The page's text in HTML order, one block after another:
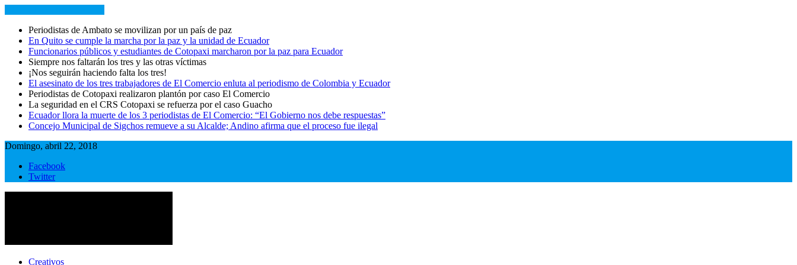
Periodistas de Ambato se movilizan por un país de paz
En Quito se cumple la marcha por la paz y la unidad de Ecuador
Funcionarios públicos y estudiantes de Cotopaxi marcharon por la paz para Ecuador
Siempre nos faltarán los tres y las otras víctimas
¡Nos seguirán haciendo falta los tres!
El asesinato de los tres trabajadores de El Comercio enluta al periodismo de Colombia y Ecuador
Periodistas de Cotopaxi realizaron plantón por caso El Comercio
La seguridad en el CRS Cotopaxi se refuerza por el caso Guacho
Ecuador llora la muerte de los 3 periodistas de El Comercio: “El Gobierno nos debe respuestas”
Concejo Municipal de Sigchos remueve a su Alcalde; Andino afirma que el proceso fue ilegal
Domingo, abril 22, 2018
Facebook
Twitter
Cotopaxi Noticias
Primer periódico multimedia del centro del país
Creativos